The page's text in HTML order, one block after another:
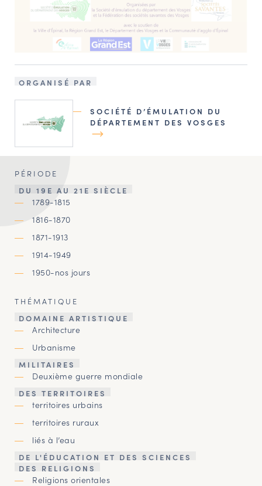
ORGANISÉ PAR
SOCIÉTÉ D’ÉMULATION DU
DÉPARTEMENT DES VOSGES
PÉRIODE
DU 19E AU 21E SIÈCLE
1789-1815
1816-1870
1871-1913
1914-1949
1950-nos jours
THÉMATIQUE
DOMAINE ARTISTIQUE
Architecture
Urbanisme
MILITAIRES
Deuxième guerre mondiale
DES TERRITOIRES
territoires urbains
territoires ruraux
liés à l’eau
DE L'ÉDUCATION ET DES SCIENCES
DES RELIGIONS
Religions orientales